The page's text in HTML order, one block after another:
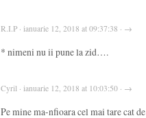
R.I.P · ianuarie 12, 2018 at 09:37:38 · →
* nimeni nu ii pune la zid….
Cyril · ianuarie 12, 2018 at 10:03:50 · →
Pe mine ma-nfioara cel mai tare cat de